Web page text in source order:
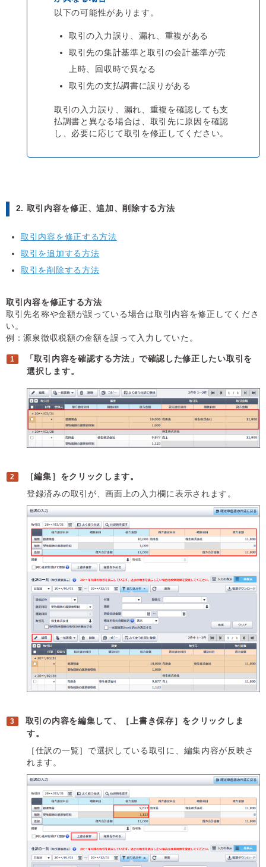
以下の可能性があります。
取引の入力誤り、漏れ、重複がある
取引先の集計基準と取引の会計基準が売
上時、回収時で異なる
取引先の支払調書に誤りがある
取引の入力誤り、漏れ、重複を確認しても支
払調書と異なる場合は、取引先に原因を確認
し、必要に応じて取引を修正してください。
2. 取引内容を修正、追加、削除する方法
取引内容を修正する方法
取引を追加する方法
取引を削除する方法
取引内容を修正する方法
取引先名称や金額が誤っている場合は取引内容を修正してくださ
い。
例：源泉徴収税額の金額を誤って入力していた。
「取引内容を確認する方法」で確認した修正したい取引を
選択します。
［編集］をクリックします。
登録済みの取引が、画面上の入力欄に表示されます。
取引の内容を編集して、［上書き保存］をクリックしま
す。
［仕訳の一覧］で選択している取引に、編集内容が反映さ
れます。